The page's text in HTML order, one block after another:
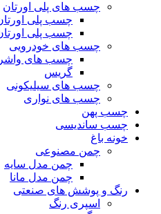
چسب های پلی اورتان
چسب پلی
چسب پلی
چسب های خودرویی
چسب های
گریس
چسب های سیلیکونی
چسب های نواری
چسب پهن
چسب ساندیسی
خونه باغ
چمن مصنوعی
چمن مدل سایه
چمن مدل مانا
رنگ و پوشش های صنعتی
اسپری رنگ